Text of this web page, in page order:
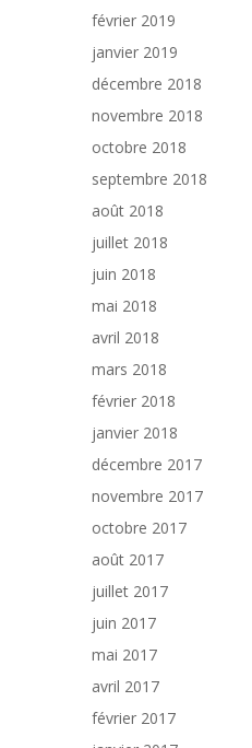
février 2019
janvier 2019
décembre 2018
novembre 2018
octobre 2018
septembre 2018
août 2018
juillet 2018
juin 2018
mai 2018
avril 2018
mars 2018
février 2018
janvier 2018
décembre 2017
novembre 2017
octobre 2017
août 2017
juillet 2017
juin 2017
mai 2017
avril 2017
février 2017